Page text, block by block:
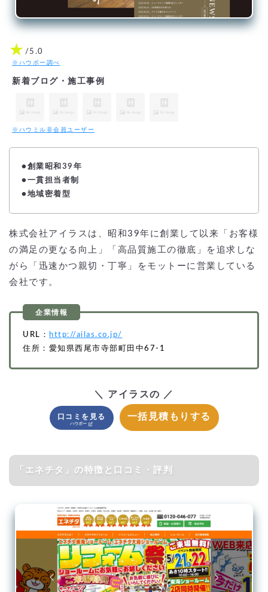
★ /5.0
※ハウボー調べ
新着ブログ・施工事例
※ハウミル非会員ユーザー
●創業昭和39年
●一貫担当者制
●地域密着型
株式会社アイラスは、昭和39年に創業して以来「お客様
の満足の更なる向上」「高品質施工の徹底」を追求しな
がら「迅速かつ親切・丁寧」をモットーに営業している
会社です。
URL：
http://ailas.co.jp/
住所：愛知県西尾市寺部町田中67-1
＼ アイラスの ／
口コミを見る 一括見積もりする
「エネチタ」の特徴と口コミ・評判